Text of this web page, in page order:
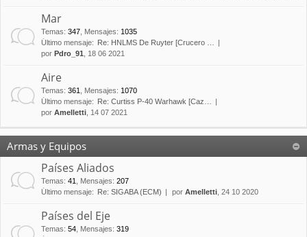
Mar
Temas: 347 Mensajes: 1035
Último mensaje:
Re: HNLMS De Ruyter [Crucero …
por Pdro_91 , 18 06 2021
Aire
Temas: 361 Mensajes: 1070
Último mensaje:
Re: Curtiss P-40 Warhawk [Caz…
por Amelletti , 14 07 2021
Armas y Equipos
Países Aliados
Temas: 41 Mensajes: 207
Último mensaje:
Re: SIGABA (ECM) por Amelletti , 24 10 2020
Países del Eje
Temas: 54 Mensajes: 319